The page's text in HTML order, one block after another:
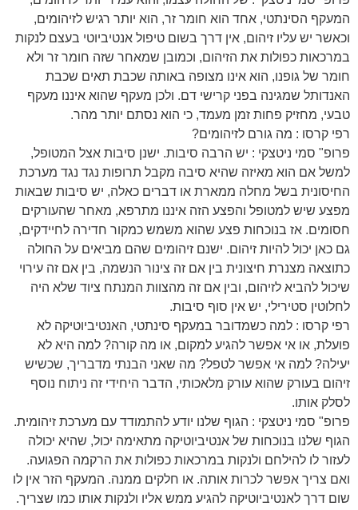
המעקף הסינתטי, אחד הוא חומר זר, הוא יותר רגיש לזיהומים,
וכאשר יש עליו זיהום, אין דרך בשום טיפול אנטיביוטי בעצם לנקות
במרכאות כפולות את הזיהום, וכמובן שמאחר שזה חומר זר ולא
חומר של גופנו, הוא אינו מצופה באותה שכבת תאים שכבת
האנדותל שמגינה בפני קרישי דם. ולכן מעקף שהוא איננו מעקף
טבעי, מחזיק פחות זמן מעמד, כי הוא נסתם יותר מהר.
רפי קרסו : מה גורם לזיהומים?
פרופ" סמי ניטצקי : יש הרבה סיבות. ישנן סיבות אצל המטופל,
למשל אם הוא מאיזה שהיא סיבה מקבל תרופות נגד נגד מערכת
החיסונית בשל מחלה ממארת או דברים כאלה, יש סיבות שבאות
מפצע שיש למטופל והפצע הזה איננו מתרפא, מאחר שהעורקים
חסומים. אז בנוכחות פצע שהוא משמש כמקור חדירה לחיידקים,
גם כאן יכול להיות זיהום. ישנם זיהומים שהם מביאים על החולה
כתוצאה מצנרת חיצונית בין אם זה צינור הנשמה, בין אם זה עירוי
שיכול להביא לזיהום, ובין אם זה מהצוות המנתח ציוד שלא היה
לחלוטין סטירילי, יש אין סוף סיבות.
רפי קרסו : למה כשמדובר במעקף סינתטי, האנטיביוטיקה לא
פועלת, או אי אפשר להגיע למקום, או מה קורה? למה היא לא
יעילה? למה אי אפשר לטפל? מה שאני הבנתי מדבריך, שכשיש
זיהום בעורק שהוא עורק מלאכותי, הדבר היחידי זה ניתוח נוסף
לסלק אותו.
פרופ" סמי ניטצקי : הגוף שלנו יודע להתמודד עם מערכת זיהומית.
הגוף שלנו בנוכחות של אנטיביוטיקה מתאימה יכול, שהיא יכולה
לעזור לו להילחם ולנקות במרכאות כפולות את הרקמה הפגועה.
ואם צריך אפשר לכרות אותה. או חלקים ממנה. המעקף הזר אין לו
שום דרך לאנטיביוטיקה להגיע ממש אליו ולנקות אותו כמו שצריך.